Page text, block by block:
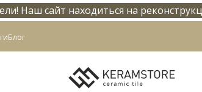
info@keramstore.ru
Наш сайт находиться на
Блог